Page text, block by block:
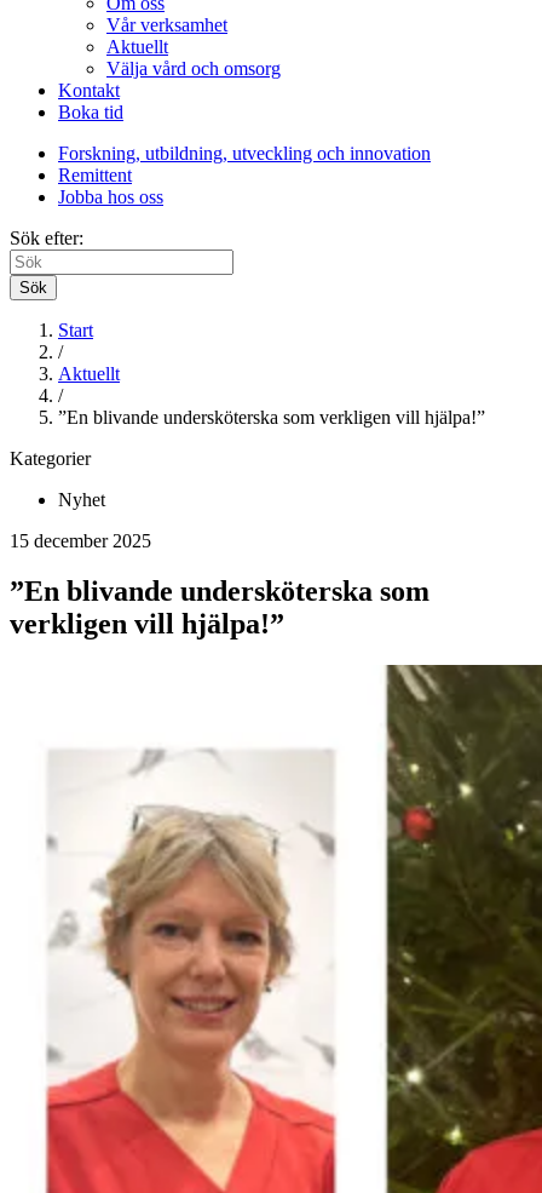
Vår verksamhet
Aktuellt
Välja vård och omsorg
Kontakt
Boka tid
Forskning, utbildning, utveckling och innovation
Remittent
Jobba hos oss
Sök efter:
Sök
Start
/
Aktuellt
/
”En blivande undersköterska som verkligen vill hjälpa!”
Kategorier
Nyhet
15 december 2025
”En blivande undersköterska som
verkligen vill hjälpa!”